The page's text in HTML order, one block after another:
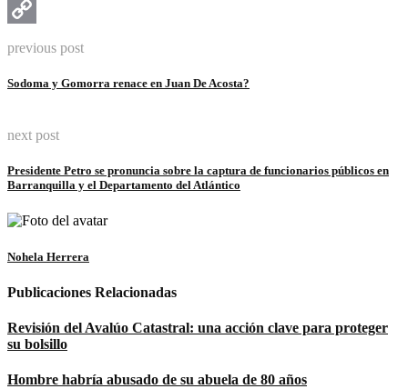
Messenger
previous post
Sodoma y Gomorra renace en Juan De Acosta?
next post
Presidente Petro se pronuncia sobre la captura de funcionarios públicos en
Barranquilla y el Departamento del Atlántico
Nohela Herrera
Publicaciones Relacionadas
Revisión del Avalúo Catastral: una acción clave para proteger
su bolsillo
Hombre habría abusado de su abuela de 80 años